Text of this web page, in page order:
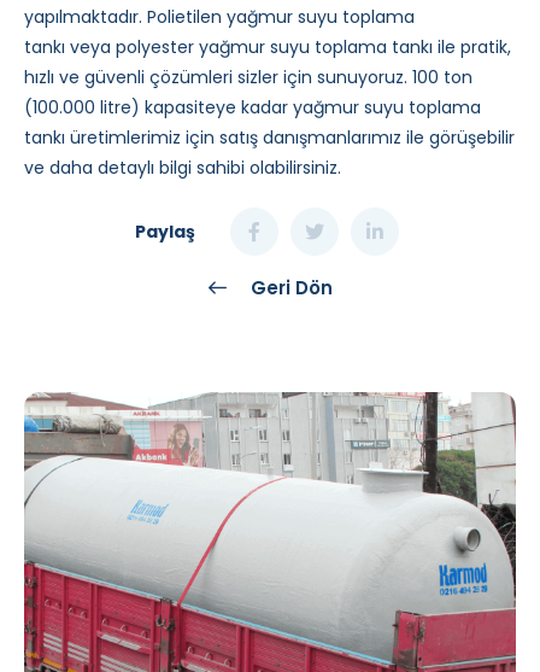
yapılmaktadır. Polietilen yağmur suyu toplama
tankı veya polyester yağmur suyu toplama tankı ile pratik,
hızlı ve güvenli çözümleri sizler için sunuyoruz. 100 ton
(100.000 litre) kapasiteye kadar yağmur suyu toplama
tankı üretimlerimiz için satış danışmanlarımız ile görüşebilir
ve daha detaylı bilgi sahibi olabilirsiniz.
Paylaş
Geri Dön